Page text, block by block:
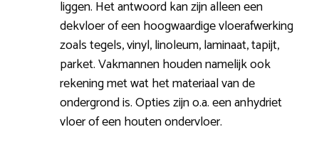
liggen. Het antwoord kan zijn alleen een
dekvloer of een hoogwaardige vloerafwerking
zoals tegels, vinyl, linoleum, laminaat, tapijt,
parket. Vakmannen houden namelijk ook
rekening met wat het materiaal van de
ondergrond is. Opties zijn o.a. een anhydriet
vloer of een houten ondervloer.